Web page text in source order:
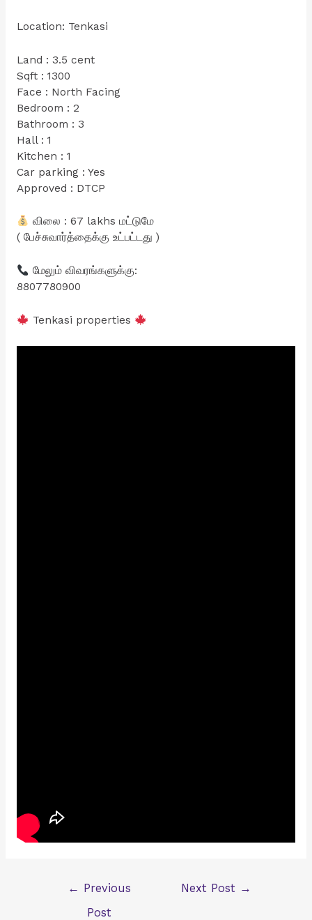
Location: Tenkasi
Land : 3.5 cent
Sqft : 1300
Face : North Facing
Bedroom : 2
Bathroom : 3
Hall : 1
Kitchen : 1
Car parking : Yes
Approved : DTCP
விலை : 67 lakhs மட்டுமே
( பேச்சுவார்த்தைக்கு உட்பட்டது )
மேலும் விவரங்களுக்கு:
8807780900
Tenkasi properties
← Previous
Post
Next Post →